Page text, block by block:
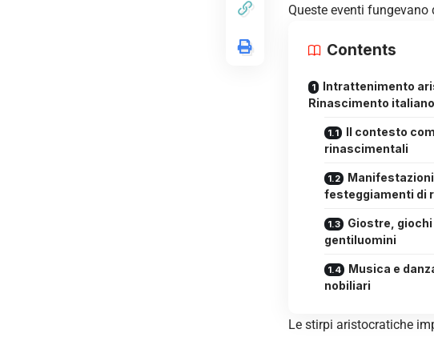
Queste eventi
Contents
Intrattenimento
Rinascimento italiano
Il contesto
rinascimentali
festeggiamenti di
Giostre,
gentiluomini
Musica e
nobiliari
Le stirpi aristocratiche